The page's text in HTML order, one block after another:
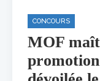
CONCOURS
MOF